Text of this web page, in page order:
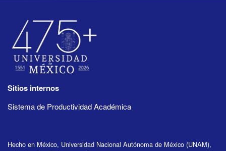
Sitios internos
Sistema de Productividad Académica
Hecho en México, Universidad Nacional Autónoma de México (UNAM),